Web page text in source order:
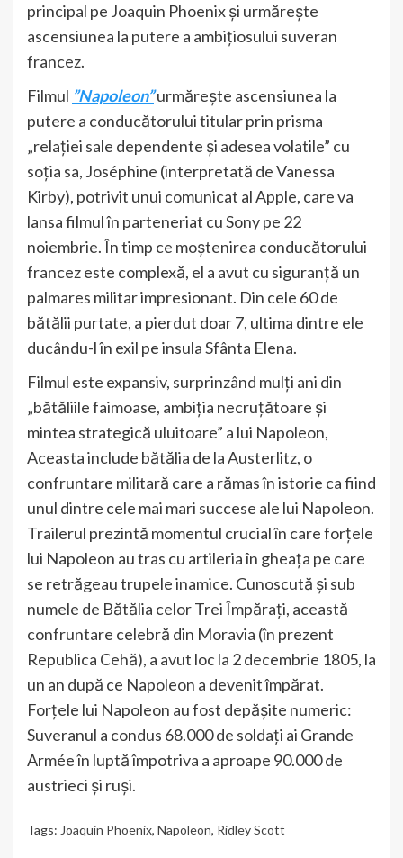
principal pe Joaquin Phoenix și urmărește
ascensiunea la putere a ambițiosului suveran
francez.
Filmul ”Napoleon”urmărește ascensiunea la
putere a conducătorului titular prin prisma
„relației sale dependente și adesea volatile” cu
soția sa, Joséphine (interpretată de Vanessa
Kirby), potrivit unui comunicat al Apple, care va
lansa filmul în parteneriat cu Sony pe 22
noiembrie. În timp ce moștenirea conducătorului
francez este complexă, el a avut cu siguranță un
palmares militar impresionant. Din cele 60 de
bătălii purtate, a pierdut doar 7, ultima dintre ele
ducându-l în exil pe insula Sfânta Elena.
Filmul este expansiv, surprinzând mulți ani din
„bătăliile faimoase, ambiția necruțătoare și
mintea strategică uluitoare” a lui Napoleon,
Aceasta include bătălia de la Austerlitz, o
confruntare militară care a rămas în istorie ca fiind
unul dintre cele mai mari succese ale lui Napoleon.
Trailerul prezintă momentul crucial în care forțele
lui Napoleon au tras cu artileria în gheața pe care
se retrăgeau trupele inamice. Cunoscută și sub
numele de Bătălia celor Trei Împărați, această
confruntare celebră din Moravia (în prezent
Republica Cehă), a avut loc la 2 decembrie 1805, la
un an după ce Napoleon a devenit împărat.
Forțele lui Napoleon au fost depășite numeric:
Suveranul a condus 68.000 de soldați ai Grande
Armée în luptă împotriva a aproape 90.000 de
austrieci și ruși.
Tags: Joaquin Phoenix, Napoleon, Ridley Scott